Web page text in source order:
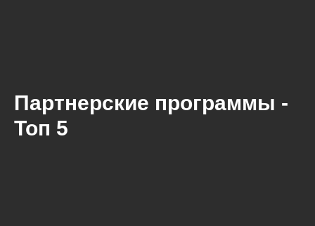
Партнерские программы -
Топ 5